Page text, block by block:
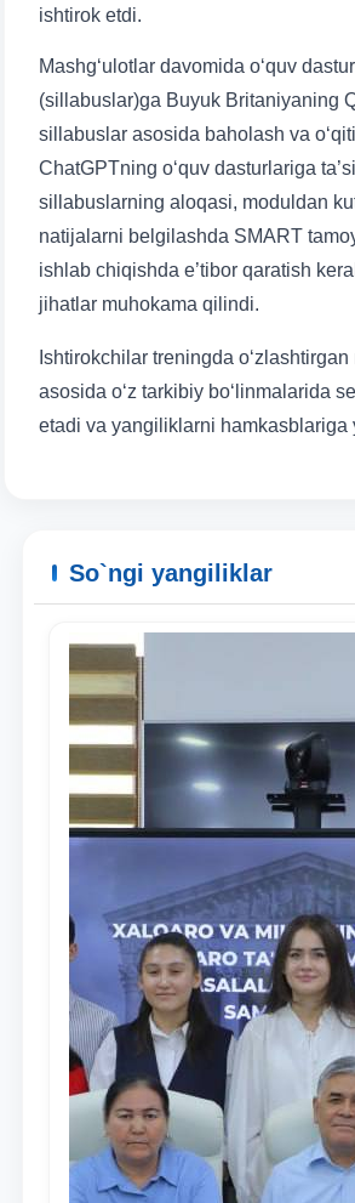
Pochta
yuborish
ishtirok etdi.
Mashg‘ulotlar davomida o‘quv
(sillabuslar)ga Buyuk Britaniyaning
sillabuslar asosida baholash va
ChatGPTning o‘quv dasturlariga
sillabuslarning aloqasi, moduldan
natijalarni belgilashda SMART
ishlab chiqishda e’tibor qaratish
jihatlar muhokama qilindi.
Ishtirokchilar treningda o‘zlashtirgan
asosida o‘z tarkibiy bo‘linmalarida
etadi va yangiliklarni hamkasblariga
So`ngi yangiliklar